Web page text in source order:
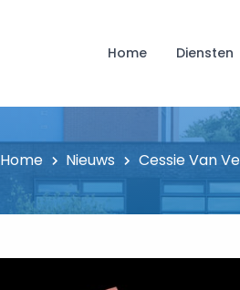
Home Diensten
Home Nieuws Cessie Van